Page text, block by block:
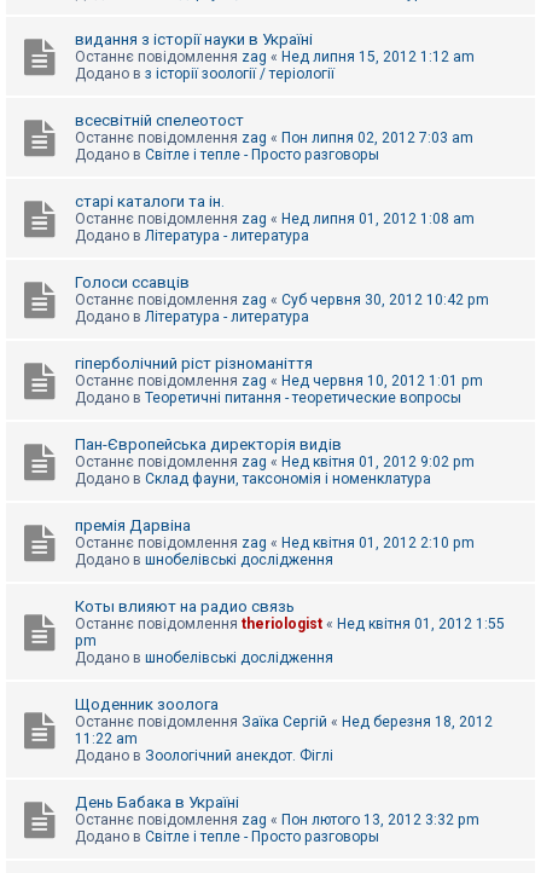
видання з історії науки в Україні
Останнє повідомлення zag « Нед липня 15, 2012 1:12 am
Додано в з історії зоології / теріології
всесвітній спелеотост
Останнє повідомлення zag « Пон липня 02, 2012 7:03 am
Додано в Світле і тепле - Просто разговоры
старі каталоги та ін.
Останнє повідомлення zag « Нед липня 01, 2012 1:08 am
Додано в Література - литература
Голоси ссавців
Останнє повідомлення zag « Суб червня 30, 2012 10:42 pm
Додано в Література - литература
гіперболічний ріст різноманіття
Останнє повідомлення zag « Нед червня 10, 2012 1:01 pm
Додано в Теоретичні питання - теоретические вопросы
Пан-Європейська директорія видів
Останнє повідомлення zag « Нед квітня 01, 2012 9:02 pm
Додано в Склад фауни, таксономія і номенклатура
премія Дарвіна
Останнє повідомлення zag « Нед квітня 01, 2012 2:10 pm
Додано в шнобелівські дослідження
Коты влияют на радио связь
Останнє повідомлення theriologist « Нед квітня 01, 2012 1:55
pm
Додано в шнобелівські дослідження
Щоденник зоолога
Останнє повідомлення Заїка Сергій « Нед березня 18, 2012
11:22 am
Додано в Зоологічний анекдот. Фіглі
День Бабака в Україні
Останнє повідомлення zag « Пон лютого 13, 2012 3:32 pm
Додано в Світле і тепле - Просто разговоры